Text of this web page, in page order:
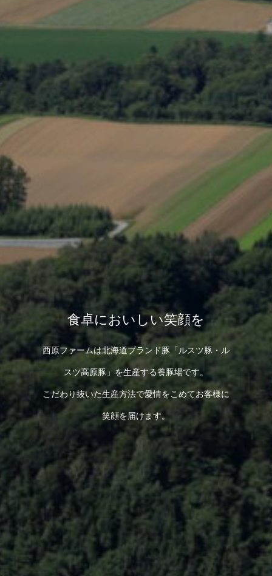
食卓においしい笑顔を
西原ファームは北海道ブランド豚「ルスツ豚・ル
スツ高原豚」を生産する養豚場です。
こだわり抜いた生産方法で愛情をこめてお客様に
笑顔を届けます。